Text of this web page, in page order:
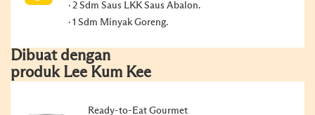
2 Sdm Saus LKK Saus Abalon.
1 Sdm Minyak Goreng.
Dibuat dengan
produk Lee Kum Kee
Ready-to-Eat Gourmet